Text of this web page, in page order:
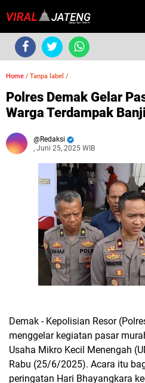
Home / Tanpa label /
Polres Demak Gelar
Warga Terdampak
Redaksi
, Juni 25, 2025 WIB
Demak - Kepolisian Resor
menggelar kegiatan pasar
Usaha Mikro Kecil Menengah
Rabu (25/6/2025). Acara itu
peringatan Hari Bhayangkara